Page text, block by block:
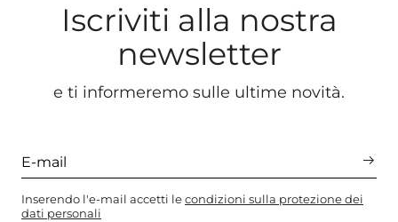
Iscriviti alla nostra
newsletter
e ti informeremo sulle ultime novità.
Inserendo l'e-mail accetti lecondizioni sulla protezione dei
dati personali